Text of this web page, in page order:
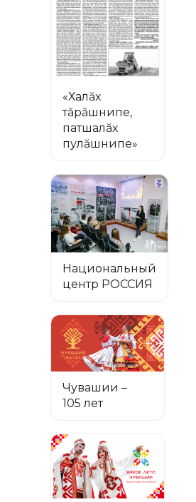
«Халăх
тăрăшнипе,
патшалăх
пулăшнипе»
Национальный
центр РОССИЯ
Чувашии –
105 лет